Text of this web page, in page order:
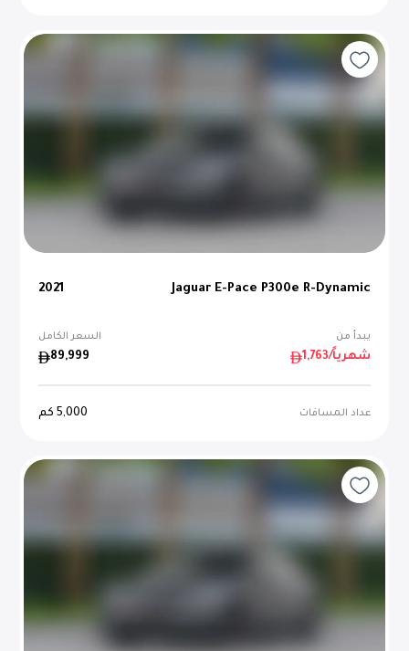
Jaguar E-Pace P300e R-Dynamic
2021
يبدأ من السعر الكامل
1,763 /شهرياً 89,999
عداد المسافات 5,000 كم